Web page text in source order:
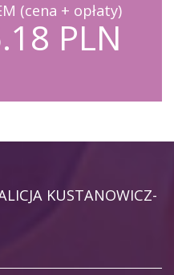
(cena + opłaty)
PLN
KUSTANOWICZ-